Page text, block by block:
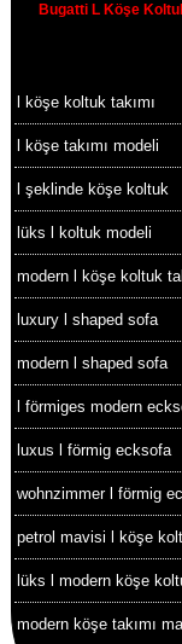
Bugatti L Köşe
l köşe koltuk takımı
l köşe takımı modeli
l şeklinde köşe koltuk
lüks l koltuk modeli
modern l köşe koltuk
luxury l shaped sofa
modern l shaped sofa
l förmiges modern
luxus l förmig ecksofa
wohnzimmer l förmig
petrol mavisi l köşe
lüks l modern köşe
modern köşe takımı